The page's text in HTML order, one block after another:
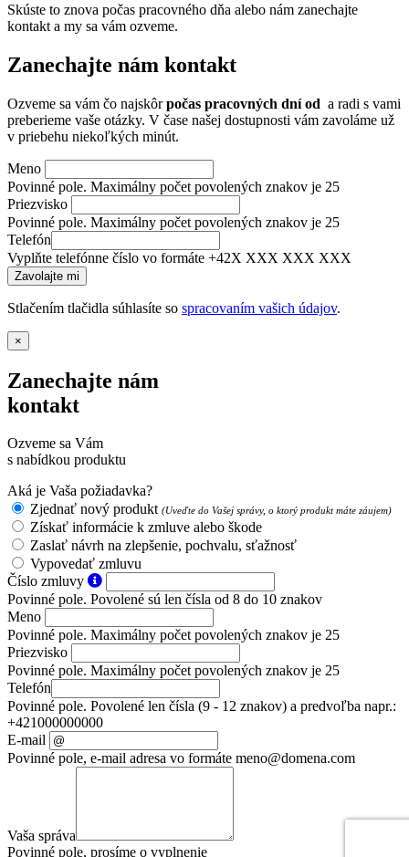
Skúste to znova počas pracovného dňa alebo nám zanechajte
kontakt a my sa vám ozveme.
Zanechajte nám kontakt
Ozveme sa vám čo najskôrpočas pracovných dní od a radi s vami
preberieme vaše otázky. V čase našej dostupnosti vám zavoláme už
v priebehu niekoľkých minút.
Meno
Povinné pole. Maximálny počet povolených znakov je 25
Priezvisko
Povinné pole. Maximálny počet povolených znakov je 25
Telefón
Vyplňte telefónne číslo vo formáte +42X XXX XXX XXX
Stlačením tlačidla súhlasíte so spracovaním vašich údajov.
×
Zanechajte nám
kontakt
Ozveme sa Vám
s nabídkou produktu
Aká je Vaša požiadavka?
Zjednať nový produkt (Uveďte do Vašej správy, o ktorý produkt máte záujem)
Získať informácie k zmluve alebo škode
Zaslať návrh na zlepšenie, pochvalu, sťažnosť
Vypovedať zmluvu
Číslo zmluvy
Povinné pole. Povolené sú len čísla od 8 do 10 znakov
Meno
Povinné pole. Maximálny počet povolených znakov je 25
Priezvisko
Povinné pole. Maximálny počet povolených znakov je 25
Telefón
Povinné pole. Povolené len čísla (9 - 12 znakov) a predvoľba napr.:
+421000000000
E-mail
Povinné pole, e-mail adresa vo formáte meno@domena.com
Vaša správa
Povinné pole, prosíme o vyplnenie